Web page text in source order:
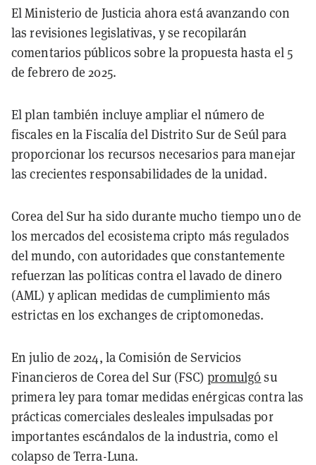
El Ministerio de Justicia ahora está avanzando con
las revisiones legislativas, y se recopilarán
comentarios públicos sobre la propuesta hasta el 5
de febrero de 2025.
El plan también incluye ampliar el número de
fiscales en la Fiscalía del Distrito Sur de Seúl para
proporcionar los recursos necesarios para manejar
las crecientes responsabilidades de la unidad.
Corea del Sur ha sido durante mucho tiempo uno de
los mercados del ecosistema cripto más regulados
del mundo, con autoridades que constantemente
refuerzan las políticas contra el lavado de dinero
(AML) y aplican medidas de cumplimiento más
estrictas en los exchanges de criptomonedas.
En julio de 2024, la Comisión de Servicios
Financieros de Corea del Sur (FSC) promulgó su
primera ley para tomar medidas enérgicas contra las
prácticas comerciales desleales impulsadas por
importantes escándalos de la industria, como el
colapso de Terra-Luna.